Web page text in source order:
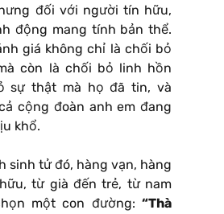
đối với người tín hữu,
động mang tính bản thể.
giá không chỉ là chối bỏ
còn là chối bỏ linh hồn
sự thật mà họ đã tin, và
cộng đoàn anh em đang
khổ.
sinh tử đó, hàng vạn, hàng
từ già đến trẻ, từ nam
một con đường: “Thà